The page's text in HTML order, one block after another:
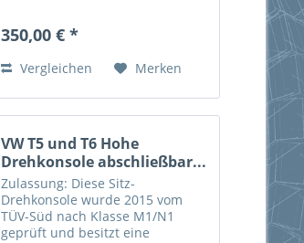
(KBA) für den VW ID Buzz Baujahr
nur im...
350,00 € *
Vergleichen Merken
VW T5 und T6 Hohe
Drehkonsole abschließbar...
Zulassung: Diese Sitz-
Drehkonsole wurde 2015 vom
TÜV-Süd nach Klasse M1/N1
geprüft und besitzt eine